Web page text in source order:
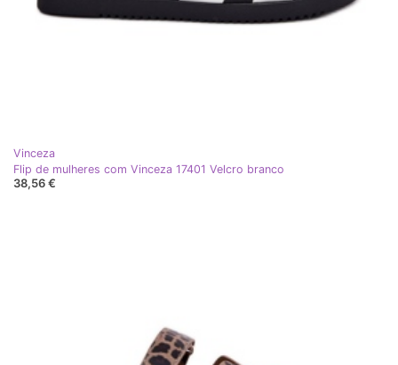
Vinceza
Flip de mulheres com Vinceza 17401 Velcro branco
38,56 €